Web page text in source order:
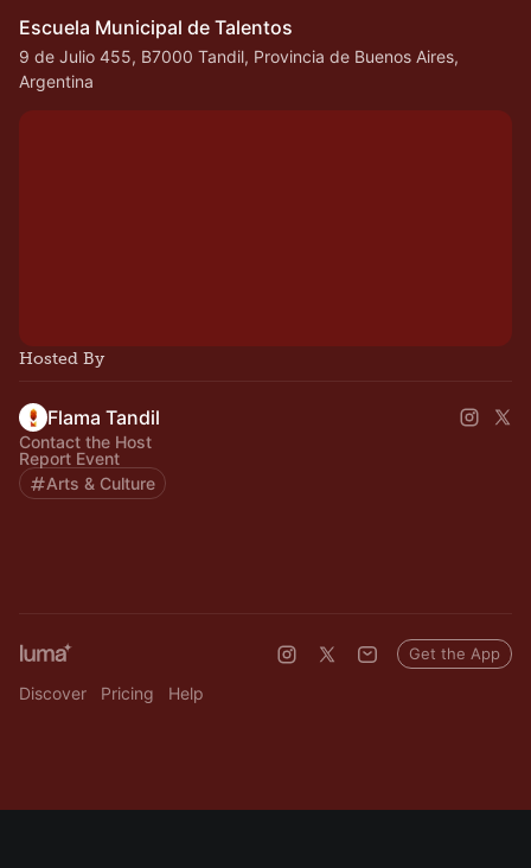
Escuela Municipal de Talentos
9 de Julio 455, B7000 Tandil, Provincia de Buenos Aires,
Argentina
Hosted By
Flama Tandil
Contact the Host
Report Event
Arts & Culture
Discover Pricing Help
Get the App